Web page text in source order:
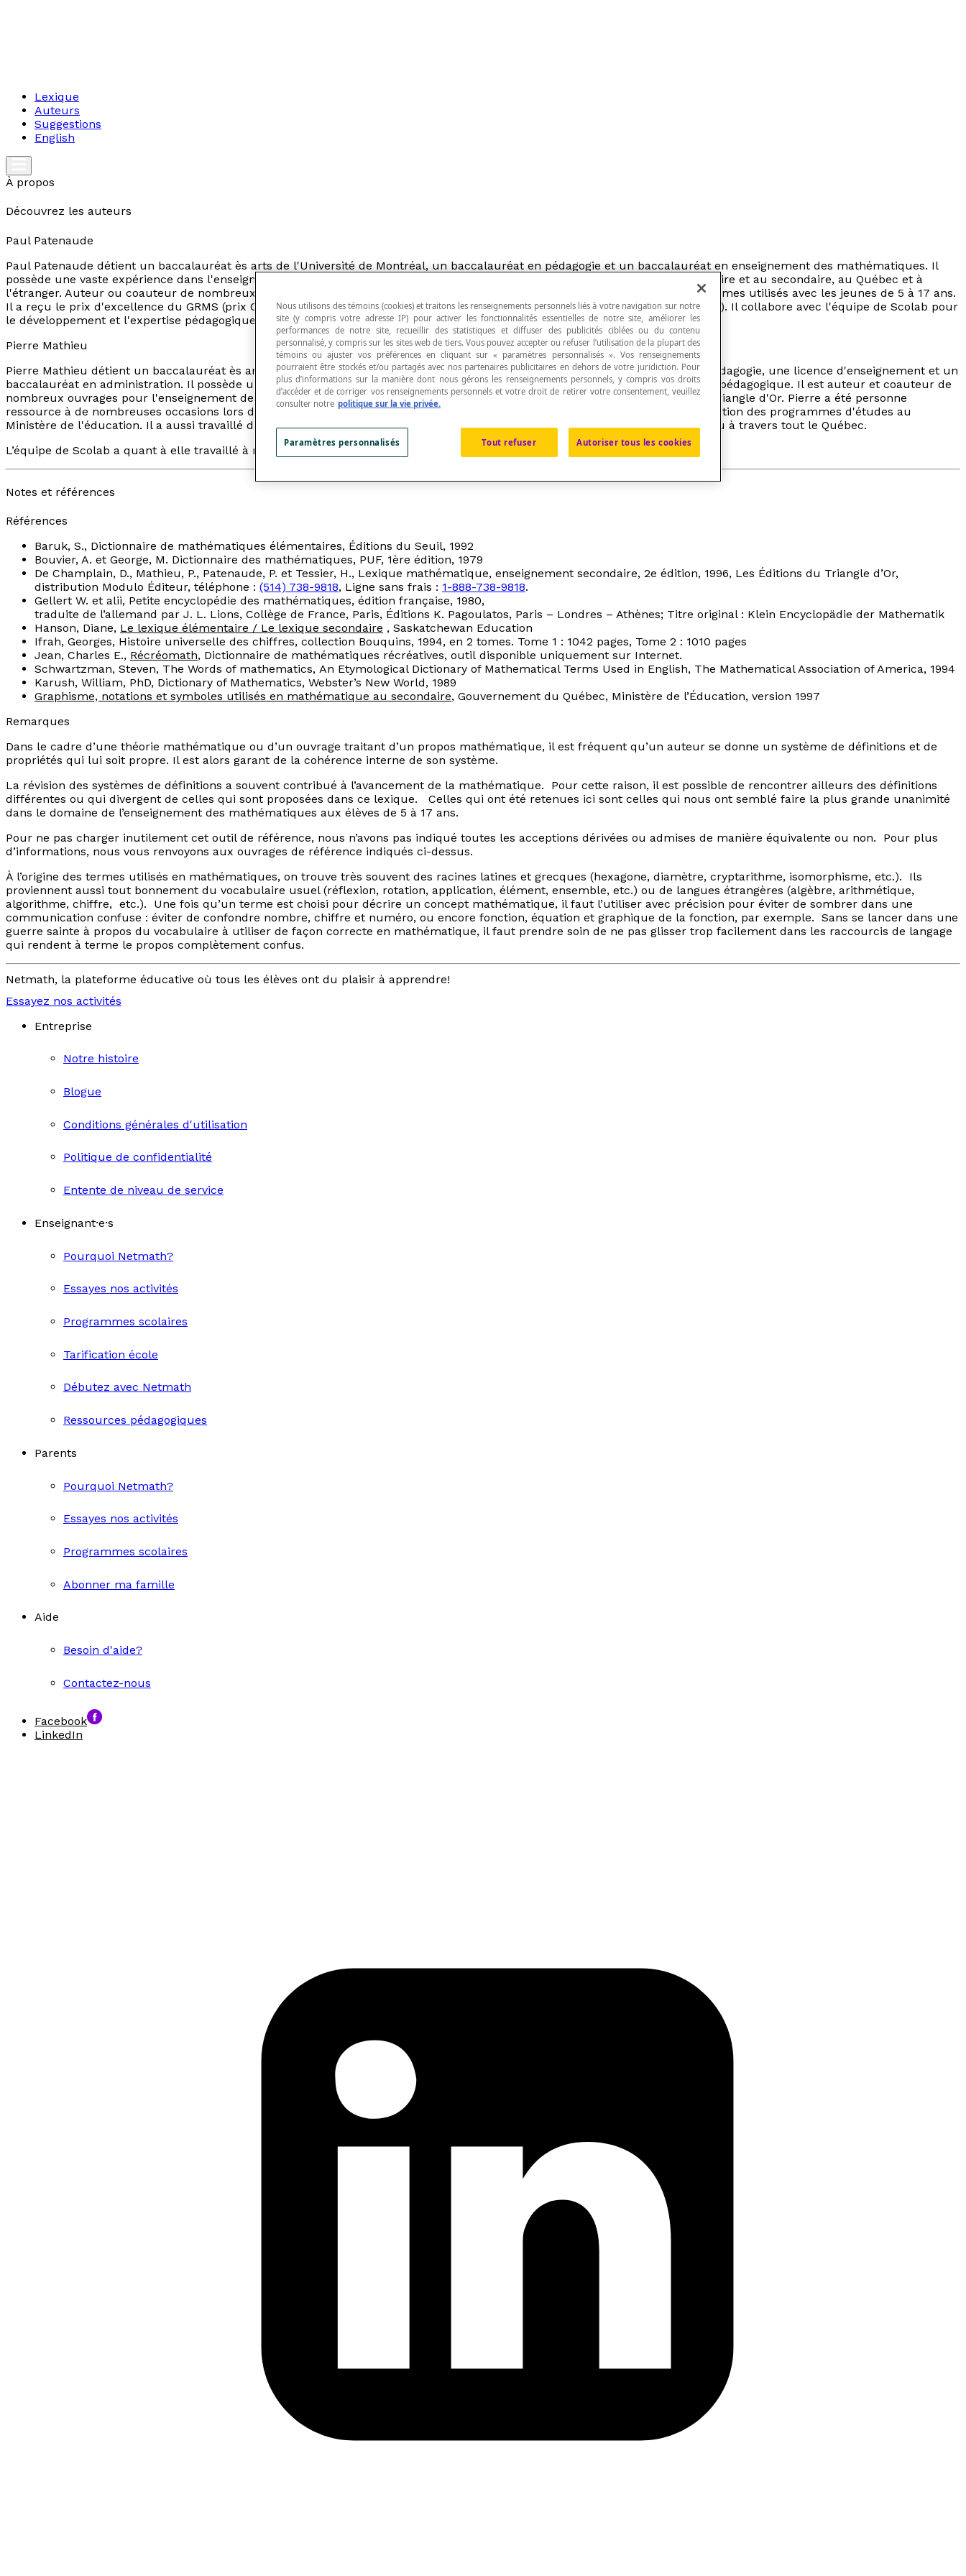
Lexique
Auteurs
Suggestions
English
À propos
Découvrez les auteurs
Paul Patenaude
Paul Patenaude détient un baccalauréat ès arts de l'Université de Montréal, un baccalauréat en pédagogie et un baccalauréat en enseignement des mathématiques. Il
possède une vaste expérience dans l'enseignement et l'animation pédagogique en mathématiques et en informatique, au primaire et au secondaire, au Québec et à
l'étranger. Auteur ou coauteur de nombreux ouvrages sur l'enseignement des mathématiques, il a développé ce lexique des termes utilisés avec les jeunes de 5 à 17 ans.
Il a reçu le prix d'excellence du GRMS (prix Claude Janvier) et le prix du meilleur article de la revue l'Envol du GRMS (prix Euler). Il collabore avec l'équipe de Scolab pour
le développement et l'expertise pédagogique des contenus de l'application Netmath.
Pierre Mathieu
Pierre Mathieu détient un baccalauréat ès arts de l'Université de Montréal, un baccalauréat en sciences, un baccalauréat en pédagogie, une licence d'enseignement et un
baccalauréat en administration. Il possède une vaste expérience dans l'enseignement des mathématiques et comme conseiller pédagogique. Il est auteur et coauteur de
nombreux ouvrages pour l'enseignement des mathématiques dont deux lexiques de mathématiques publiés aux Éditions du Triangle d'Or. Pierre a été personne
ressource à de nombreuses occasions lors de la mise en œuvre de nouveaux programmes d'études au Québec et pour la rédaction des programmes d'études au
Ministère de l'éducation. Il a aussi travaillé dans le groupe PC² qui a produit du matériel d'enseignement et d'évaluation reconnu à travers tout le Québec.
L’équipe de Scolab a quant à elle travaillé à rendre l’utilisation du lexique plus agréable par la création de ce site.
Notes et références
Références
Baruk, S., Dictionnaire de mathématiques élémentaires, Éditions du Seuil, 1992
Bouvier, A. et George, M. Dictionnaire des mathématiques, PUF, 1ère édition, 1979
De Champlain, D., Mathieu, P., Patenaude, P. et Tessier, H., Lexique mathématique, enseignement secondaire, 2e édition, 1996, Les Éditions du Triangle d’Or,
distribution Modulo Éditeur, téléphone : (514) 738-9818, Ligne sans frais : 1-888-738-9818.
Gellert W. et alii, Petite encyclopédie des mathématiques, édition française, 1980,
traduite de l’allemand par J. L. Lions, Collège de France, Paris, Éditions K. Pagoulatos, Paris – Londres – Athènes; Titre original : Klein Encyclopädie der Mathematik
Hanson, Diane, Le lexique élémentaire / Le lexique secondaire , Saskatchewan Education
Ifrah, Georges, Histoire universelle des chiffres, collection Bouquins, 1994, en 2 tomes. Tome 1 : 1042 pages, Tome 2 : 1010 pages
Jean, Charles E., Récréomath, Dictionnaire de mathématiques récréatives, outil disponible uniquement sur Internet.
Schwartzman, Steven, The Words of mathematics, An Etymological Dictionary of Mathematical Terms Used in English, The Mathematical Association of America, 1994
Karush, William, PhD, Dictionary of Mathematics, Webster’s New World, 1989
Graphisme, notations et symboles utilisés en mathématique au secondaire, Gouvernement du Québec, Ministère de l’Éducation, version 1997
Remarques
Dans le cadre d’une théorie mathématique ou d’un ouvrage traitant d’un propos mathématique, il est fréquent qu’un auteur se donne un système de définitions et de
propriétés qui lui soit propre. Il est alors garant de la cohérence interne de son système.
La révision des systèmes de définitions a souvent contribué à l’avancement de la mathématique. Pour cette raison, il est possible de rencontrer ailleurs des définitions
différentes ou qui divergent de celles qui sont proposées dans ce lexique. Celles qui ont été retenues ici sont celles qui nous ont semblé faire la plus grande unanimité
dans le domaine de l’enseignement des mathématiques aux élèves de 5 à 17 ans.
Pour ne pas charger inutilement cet outil de référence, nous n’avons pas indiqué toutes les acceptions dérivées ou admises de manière équivalente ou non. Pour plus
d’informations, nous vous renvoyons aux ouvrages de référence indiqués ci-dessus.
À l’origine des termes utilisés en mathématiques, on trouve très souvent des racines latines et grecques (hexagone, diamètre, cryptarithme, isomorphisme, etc.). Ils
proviennent aussi tout bonnement du vocabulaire usuel (réflexion, rotation, application, élément, ensemble, etc.) ou de langues étrangères (algèbre, arithmétique,
algorithme, chiffre, etc.). Une fois qu’un terme est choisi pour décrire un concept mathématique, il faut l’utiliser avec précision pour éviter de sombrer dans une
communication confuse : éviter de confondre nombre, chiffre et numéro, ou encore fonction, équation et graphique de la fonction, par exemple. Sans se lancer dans une
guerre sainte à propos du vocabulaire à utiliser de façon correcte en mathématique, il faut prendre soin de ne pas glisser trop facilement dans les raccourcis de langage
qui rendent à terme le propos complètement confus.
Netmath, la plateforme éducative où tous les élèves ont du plaisir à apprendre!
Essayez nos activités
Entreprise
Notre histoire
Blogue
Conditions générales d'utilisation
Politique de confidentialité
Entente de niveau de service
Enseignant·e·s
Pourquoi Netmath?
Essayes nos activités
Programmes scolaires
Tarification école
Débutez avec Netmath
Ressources pédagogiques
Parents
Pourquoi Netmath?
Essayes nos activités
Programmes scolaires
Abonner ma famille
Aide
Besoin d'aide?
Contactez-nous
Facebook
LinkedIn
Nous utilisons des témoins (cookies) et traitons les renseignements personnels liés à votre navigation sur notre
site (y compris votre adresse IP) pour activer les fonctionnalités essentielles de notre site, améliorer les
performances de notre site, recueillir des statistiques et diffuser des publicités ciblées ou du contenu
personnalisé, y compris sur les sites web de tiers. Vous pouvez accepter ou refuser l’utilisation de la plupart des
témoins ou ajuster vos préférences en cliquant sur « paramètres personnalisés ». Vos renseignements
pourraient être stockés et/ou partagés avec nos partenaires publicitaires en dehors de votre juridiction. Pour
plus d’informations sur la manière dont nous gérons les renseignements personnels, y compris vos droits
d’accéder et de corriger vos renseignements personnels et votre droit de retirer votre consentement, veuillez
consulter notre politique sur la vie privée.
Tout refuser Autoriser tous les cookies
Paramètres personnalisés